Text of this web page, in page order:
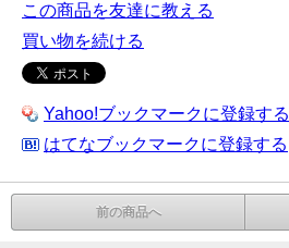
この商品を友達に教える
買い物を続ける
Yahoo!ブックマークに登録する
はてなブックマークに登録する
前の商品へ